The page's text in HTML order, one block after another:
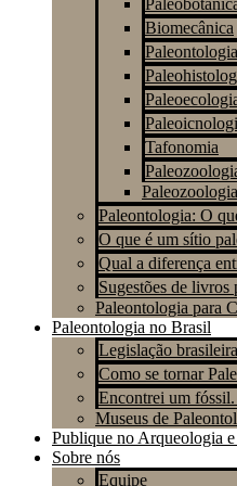
Biomecânica
Tafonomia
Paleontologia: O
O que é um sítio
Qual a diferença
Sugestões de livros
Paleontologia para
Paleontologia no Brasil
Legislação
Como se tornar
Encontrei um
Museus de
Publique no Arqueologia
Sobre nós
Equipe